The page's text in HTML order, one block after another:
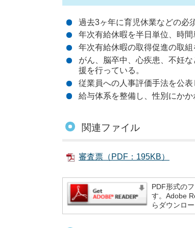
過去3ヶ年に育児休業などの必
年次有給休暇を半日単位、時間
年次有給休暇の取得促進の取組
がん、脳卒中、心疾患、不妊
援を行っている。
従業員への人事評価手法を公
給与体系を整備し、性別にか
関連ファイル
審査票（PDF：195KB）
PDF形式の
す。Adobe
らダウンロ